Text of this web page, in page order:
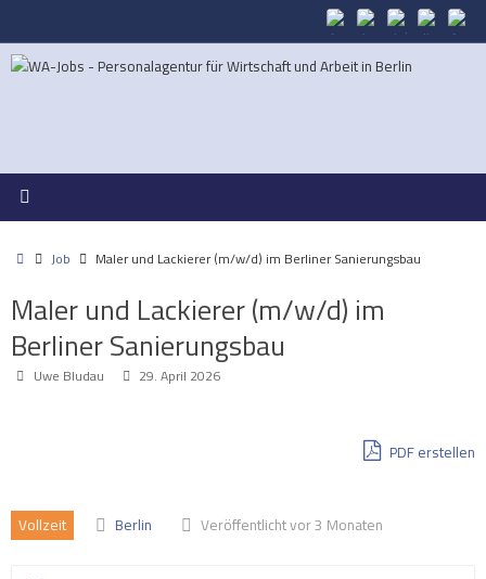
springen
StartJob Maler und Lackierer (m/w/d) im Berliner Sanierungsbau
Maler und Lackierer (m/w/d) im
Berliner Sanierungsbau
Uwe Bludau 29. April 2026
PDF erstellen
Vollzeit Berlin Veröffentlicht vor 3 Monaten